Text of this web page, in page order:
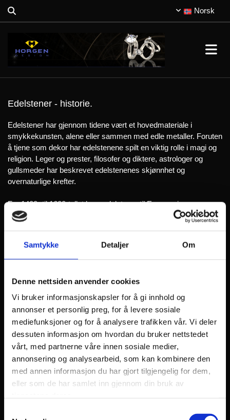
Samtykke Detaljer Om
Denne nettsiden anvender cookies
Vi bruker informasjonskapsler for å gi innhold og
annonser et personlig preg, for å levere sosiale
mediefunksjoner og for å analysere trafikken vår. Vi deler
dessuten informasjon om hvordan du bruker nettstedet
vårt, med partnerne våre innen sosiale medier,
annonsering og analysearbeid, som kan kombinere den
med annen informasjon du har gjort tilgjengelig for dem,
eller som de har samlet inn gjennom din bruk av
Norsk
Edelstener - historie.
Edelstener har gjennom tidene vært et hovedmateriale i
smykkekunsten, alene eller sammen med edle metaller. Foruten
å tjene som dekor har edelstenene spilt en viktig rolle i magi og
religion. Leger og prester, filosofer og diktere, astrologer og
gullsmeder har beskrevet edelstenenes skjønnhet og
overnaturlige krefter.
Fra 1400- til 1600-tallet kom edelstener til Europa gjennom
handelen på India, Kina og arabiske land, og renessansens
beskrive og klassifisere edelstener, og hver farge ble tillagt
bestemte egenskaper, foruten at edelstenene hadde tilknytning
Motebetonte skiftninger har bestemt Europas bruk av edelstener
i smykkekunsten, hver edelsten har hatt sin glansperiode.
Middelalderen priste karfunkelens dyprøde glans, smaragden
preget smykkene på slutten av 1500-tallet, ametyst var på
moten omkr. 1850, safiren og diamanten har dominert siden
slutten av 1800-tallet. Perler har beholdt sin posisjon siden
antikken.